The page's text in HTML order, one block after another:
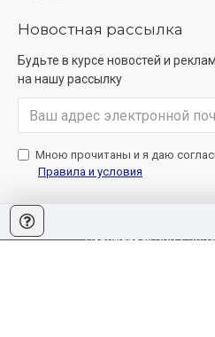
Новостная рассылка
Будьте в курсе новостей и
на нашу рассылку
Мною прочитаны и я даю
Правила и условия
Copyright © 2007-